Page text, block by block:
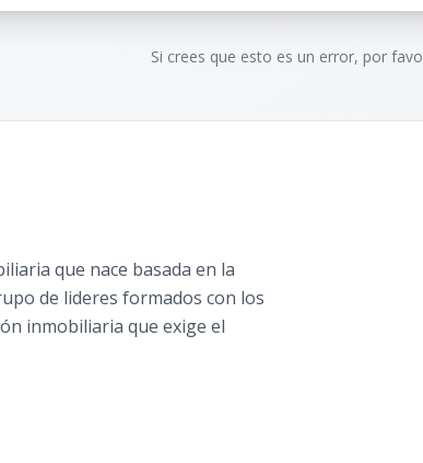
Si crees que esto es un error, por
que nace basada en la
de lideres formados con los
inmobiliaria que exige el